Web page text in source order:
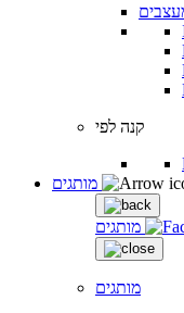
קנה לפי
מותגים
מותגים